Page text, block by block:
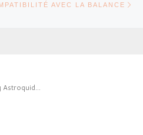
AVEC LA BALANCE
Astroquid...